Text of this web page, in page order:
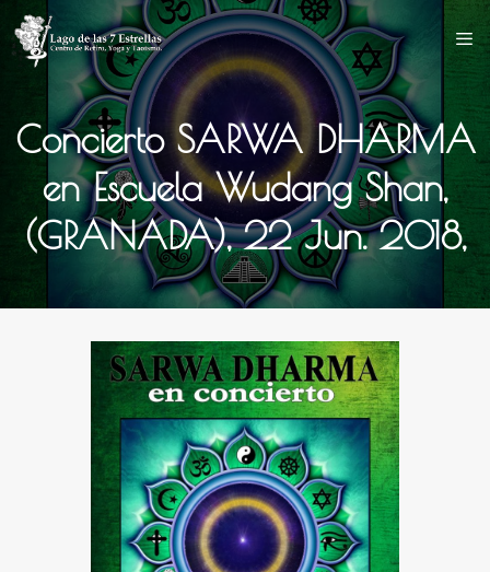
Saltar
contenido
Concierto SARWA DHARMA
en Escuela Wudang Shan,
(GRANADA), 22 Jun. 2018,